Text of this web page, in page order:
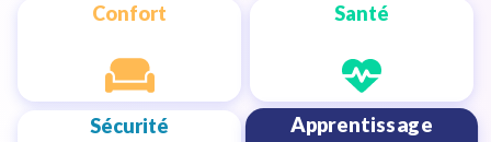
Confort Santé
Sécurité Apprentissage